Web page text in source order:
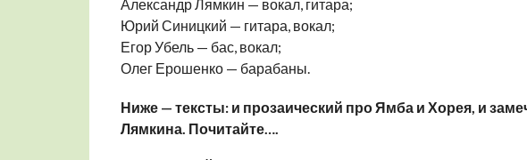
Александр Лямкин — вокал, гитара;
Юрий Синицкий — гитара, вокал;
Егор Убель — бас, вокал;
Олег Ерошенко — барабаны.
Ниже — тексты: и прозаический про Ямба и Хорея, и
Лямкина. Почитайте….